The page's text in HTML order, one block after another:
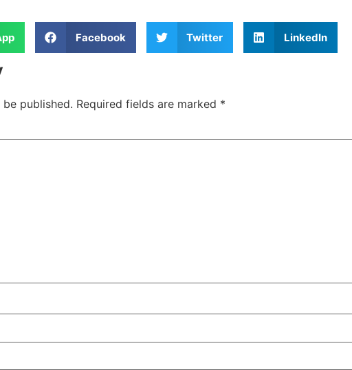
Facebook Twitter LinkedIn
published. Required fields are marked *